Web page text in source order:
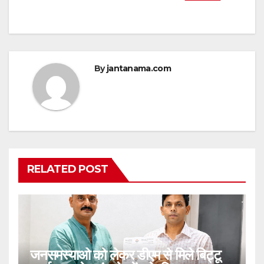
Byjantanama.com
RELATED POST
जनसमस्याओ को लेकर डीएम से मिले बिट्टू